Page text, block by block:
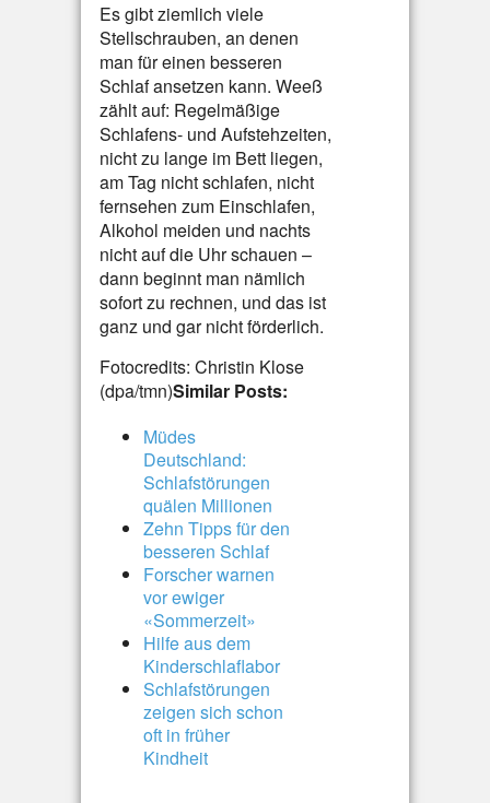
Es gibt ziemlich viele
Stellschrauben, an denen
man für einen besseren
Schlaf ansetzen kann. Weeß
zählt auf: Regelmäßige
Schlafens- und Aufstehzeiten,
nicht zu lange im Bett liegen,
am Tag nicht schlafen, nicht
fernsehen zum Einschlafen,
Alkohol meiden und nachts
nicht auf die Uhr schauen –
dann beginnt man nämlich
sofort zu rechnen, und das ist
ganz und gar nicht förderlich.
Fotocredits: Christin Klose
(dpa/tmn)Similar Posts:
Müdes
Deutschland:
Schlafstörungen
quälen Millionen
Zehn Tipps für den
besseren Schlaf
Forscher warnen
vor ewiger
«Sommerzeit»
Hilfe aus dem
Kinderschlaflabor
Schlafstörungen
zeigen sich schon
oft in früher
Kindheit